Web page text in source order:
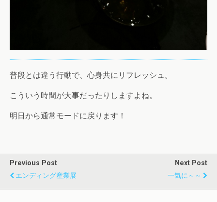
普段とは違う行動で、心身共にリフレッシュ。
こういう時間が大事だったりしますよね。
明日から通常モードに戻ります！
Previous Post
エンディング産業展
Next Post
一気に～～